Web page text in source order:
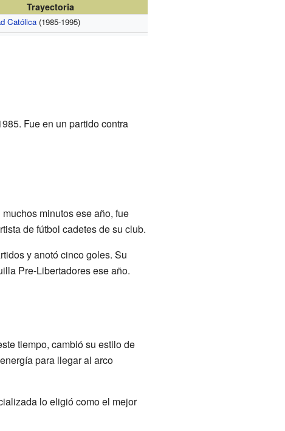
Trayectoria
Católica (1985-1995)
Fue en un partido contra
minutos ese año, fue
de fútbol cadetes de su club.
y anotó cinco goles. Su
Pre-Libertadores ese año.
tiempo, cambió su estilo de
para llegar al arco
lo eligió como el mejor